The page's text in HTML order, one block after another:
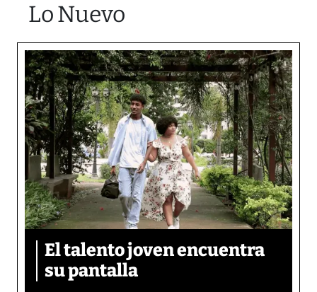
Lo Nuevo
El talento joven encuentra
su pantalla​